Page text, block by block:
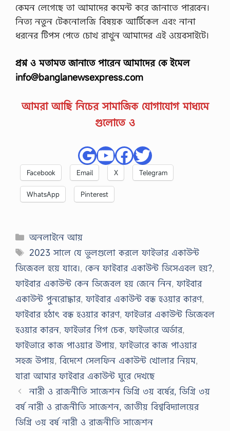
কেমন লেগেছে তা আমাদের কমেন্ট করে জানাতে পারবেন।
নিত্য নতুন টেকনোলজি বিষয়ক আর্টিকেল এবং নানা
ধরনের টিপস পেতে চোখ রাখুন আমাদের এই ওয়েবসাইটে।
প্রশ্ন ও মতামত জানাতে পারেন আমাদের কে ইমেল
info@banglanewsexpress.com
আমরা আছি নিচের সামাজিক যোগাযোগ মাধ্যমে
গুলোতে ও
Google
YouTube
Facebook
Twitter
Facebook Email X Telegram
WhatsApp Pinterest
Categories
অনলাইনে আয়
Tags
2023 সালে যে ভুলগুলো করলে ফাইভার একাউন্ট
ডিজেবল হয়ে যাবে।, কেন ফাইবার একাউন্ট ডিসেএবল হয়?,
ফাইবার একাউন্ট কেন ডিজেবল হয় জেনে নিন,ফাইবার
একাউন্ট পুনরোদ্ধার,ফাইবার একাউন্ট বন্ধ হওয়ার কারণ,
ফাইবার হঠাৎ বন্ধ হওয়ার কারণ,ফাইভার একাউন্ট ডিজেবল
হওয়ার কারন,ফাইভার গিগ চেক,ফাইভারে অর্ডার,
ফাইভারে কাজ পাওয়ার উপায়,ফাইভারে কাজ পাওয়ার
সহজ উপায়,বিদেশে সেলফিন একাউন্ট খোলার নিয়ম,
যারা আমার ফাইবার একাউন্ট ঘুরে দেখছে
নারী ও রাজনীতি সাজেশন ডিগ্রি ৩য় বর্ষের, ডিগ্রি ৩য়
বর্ষ নারী ও রাজনীতি সাজেশন, জাতীয় বিশ্ববিদ্যালয়ের
ডিগ্রি ৩য় বর্ষ নারী ও রাজনীতি সাজেশন